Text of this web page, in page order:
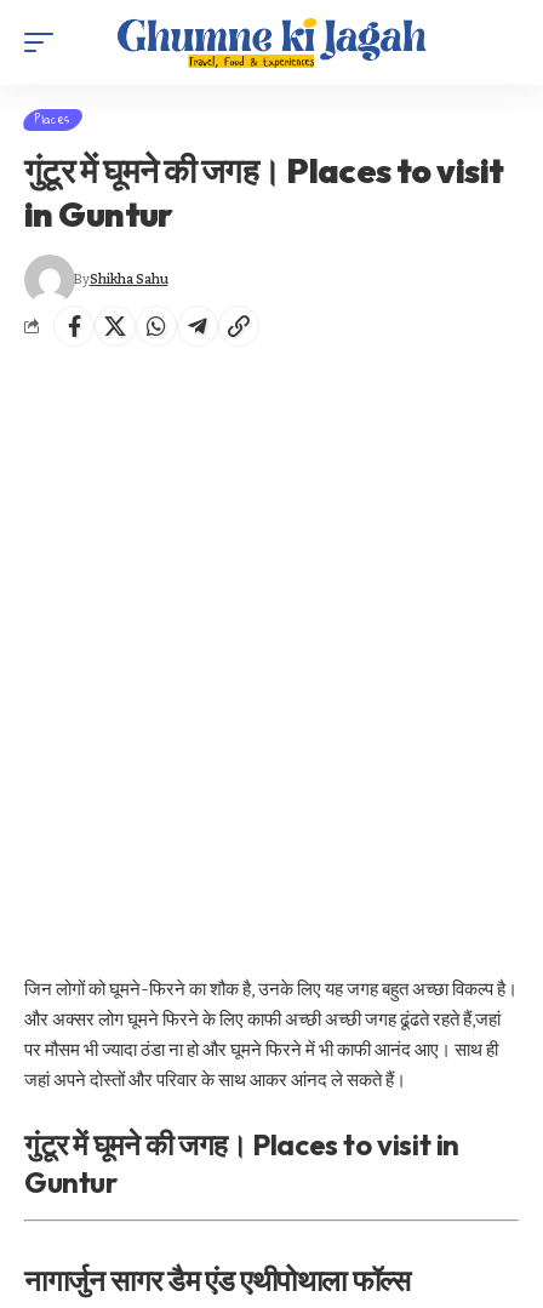
Places
गुंटूर में घूमने की जगह। Places to visit
in Guntur
ByShikha Sahu
जिन लोगों को घूमने-फिरने का शौक है, उनके लिए यह जगह बहुत अच्छा विकल्प है।
और अक्सर लोग घूमने फिरने के लिए काफी अच्छी अच्छी जगह ढूंढते रहते हैं,जहां
पर मौसम भी ज्यादा ठंडा ना हो और घूमने फिरने में भी काफी आनंद आए। साथ ही
जहां अपने दोस्तों और परिवार के साथ आकर आंनद ले सकते हैं।
गुंटूर में घूमने की जगह। Places to visit in
Guntur
नागार्जुन सागर डैम एंड एथीपोथाला फॉल्स